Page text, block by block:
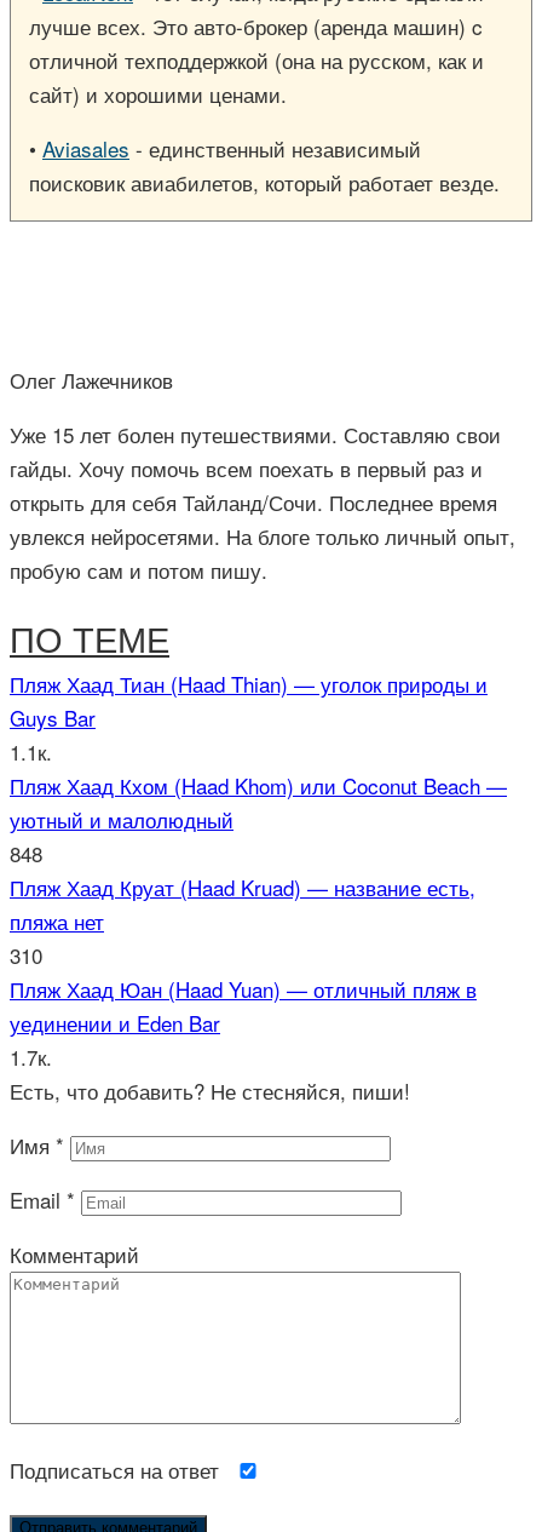
лучше всех. Это авто-брокер (аренда машин) c
отличной техподдержкой (она на русском, как и
сайт) и хорошими ценами.
• Aviasales - единственный независимый
поисковик авиабилетов, который работает везде.
Олег Лажечников
Уже 15 лет болен путешествиями. Составляю свои
гайды. Хочу помочь всем поехать в первый раз и
открыть для себя Тайланд/Сочи. Последнее время
увлекся нейросетями. На блоге только личный опыт,
пробую сам и потом пишу.
ПО ТЕМЕ
Пляж Хаад Тиан (Haad Thian) — уголок природы и
Guys Bar
1.1к.
Пляж Хаад Кхом (Haad Khom) или Coconut Beach —
уютный и малолюдный
848
Пляж Хаад Круат (Haad Kruad) — название есть,
пляжа нет
310
Пляж Хаад Юан (Haad Yuan) — отличный пляж в
уединении и Eden Bar
1.7к.
Есть, что добавить? Не стесняйся, пиши!
Имя *
Email *
Комментарий
Подписаться на ответ